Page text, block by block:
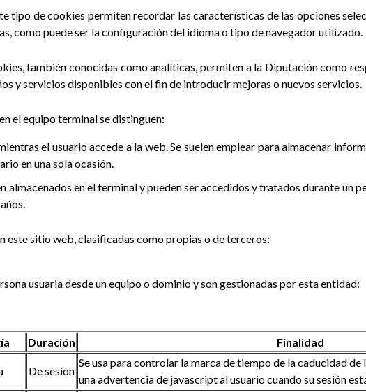
tipo de cookies permiten recordar las características de las opciones
como puede ser la configuración del idioma o tipo de navegador utilizado.
también conocidas como analíticas, permiten a la Diputación como
y servicios disponibles con el fin de introducir mejoras o nuevos servicios.
el equipo terminal se distinguen:
el usuario accede a la web. Se suelen emplear para almacenar
en una sola ocasión.
almacenados en el terminal y pueden ser accedidos y tratados durante un
este sitio web, clasificadas como propias o de terceros:
usuaria desde un equipo o dominio y son gestionadas por esta entidad:
Duración Finalidad
De sesión
Se usa para controlar la marca de tiempo de la caducidad de
una advertencia de javascript al usuario cuando su sesión